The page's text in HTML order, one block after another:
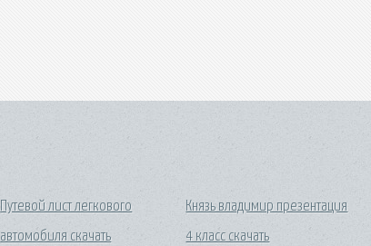
Путевой лист легкового
автомобиля скачать
Князь владимир презентация
4 класс скачать